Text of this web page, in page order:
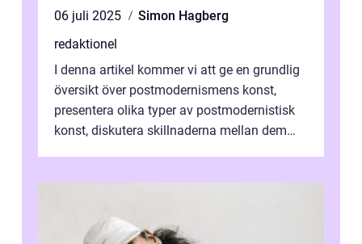
06 juli 2025
Simon Hagberg
redaktionel
I denna artikel kommer vi att ge en grundlig
översikt över postmodernismens konst,
presentera olika typer av postmodernistisk
konst, diskutera skillnaderna mellan dem